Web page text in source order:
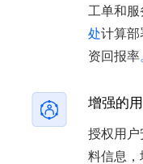
工单和
处计算部
资回报率
增强的
授权用户
料信息，